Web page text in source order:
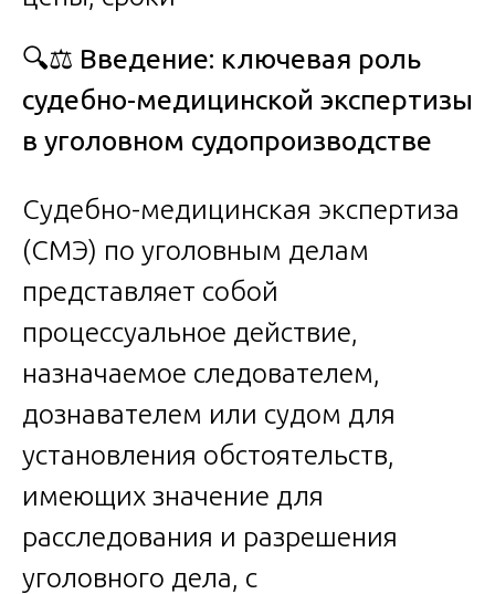
🔍⚖️ Введение: ключевая роль
судебно-медицинской экспертизы
в уголовном судопроизводстве
Судебно-медицинская экспертиза
(СМЭ) по уголовным делам
представляет собой
процессуальное действие,
назначаемое следователем,
дознавателем или судом для
установления обстоятельств,
имеющих значение для
расследования и разрешения
уголовного дела, с